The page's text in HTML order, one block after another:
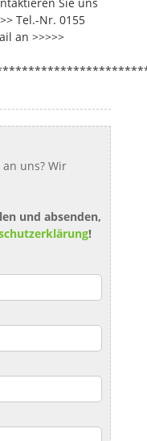
Tel.-Nr. 0155
an >>>>>
uns? Wir
und absenden,
!